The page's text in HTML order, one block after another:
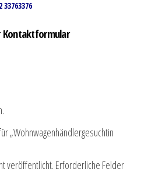
33763376
Kontaktformular
„Wohnwagenhändlergesuchtin
veröffentlicht. Erforderliche Felder